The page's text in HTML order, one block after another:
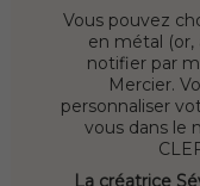
Vous pouvez
en métal
notifier par
Mercier.
personnaliser
vous dans le
La créatrice